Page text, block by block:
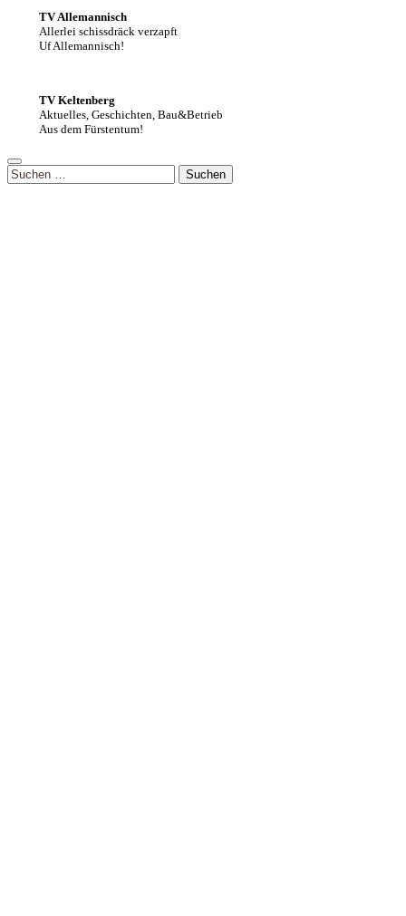
TV Allemannisch
Allerlei schissdräck verzapft
Uf Allemannisch!
TV Keltenberg
Aktuelles, Geschichten, Bau&Betrieb
Aus dem Fürstentum!
Suchen
nach: